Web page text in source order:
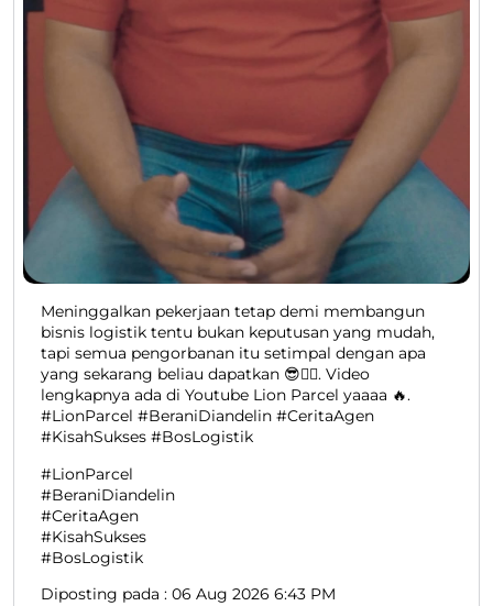
Meninggalkan pekerjaan tetap demi membangun
bisnis logistik tentu bukan keputusan yang mudah,
tapi semua pengorbanan itu setimpal dengan apa
yang sekarang beliau dapatkan 😎👍🏻. Video
lengkapnya ada di Youtube Lion Parcel yaaaa 🔥.
#LionParcel #BeraniDiandelin #CeritaAgen
#KisahSukses #BosLogistik
#LionParcel
#BeraniDiandelin
#CeritaAgen
#KisahSukses
#BosLogistik
Diposting pada : 06 Aug 2026 6:43 PM